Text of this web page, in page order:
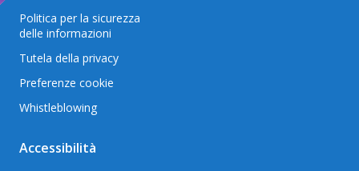
Politica per la sicurezza
delle informazioni
Tutela della privacy
Preferenze cookie
Whistleblowing
Accessibilità